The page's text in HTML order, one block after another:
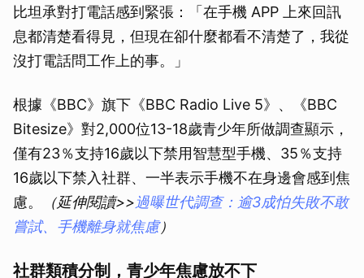
比坦承對打電話感到緊張：「在手機 APP 上來回訊
息都清楚看得見，但現在卻什麼都看不清楚了，我從
沒打電話問工作上的事。」
根據《BBC》旗下《BBC Radio Live 5》、《BBC
Bitesize》對2,000位13-18歲青少年所做調查顯示，
僅有23％支持16歲以下禁用智慧型手機、35％支持
16歲以下禁入社群、一半表示手機不在身邊會感到焦
慮。
（延伸閱讀>>過曝世代調查：逾3成怕失敗不敢
嘗試、手機離身就焦慮）
社群類積分制，青少年焦慮放不下